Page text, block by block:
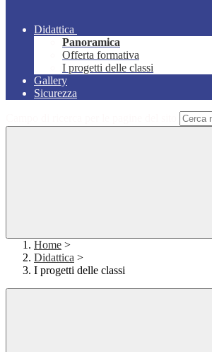
Didattica
Panoramica
Offerta formativa
I progetti delle classi
Gallery
Sicurezza
Home >
Didattica >
I progetti delle classi